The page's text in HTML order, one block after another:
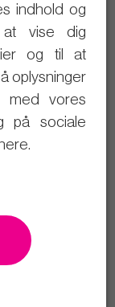
først)
indhold og
at vise dig
og til at
oplysninger
med vores
på sociale